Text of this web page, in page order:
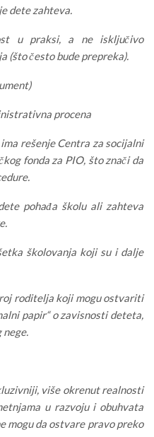
dete zahteva.
u praksi, a ne isključivo
(što često bude prepreka).
procena
rešenje Centra za socijalni
fonda za PIO, što znači da
pohađa školu ali zahteva
školovanja koji su i dalje
roditelja koji mogu ostvariti
papir“ o zavisnosti deteta,
nege.
više okrenut realnosti
u razvoju i obuhvata
mogu da ostvare pravo preko